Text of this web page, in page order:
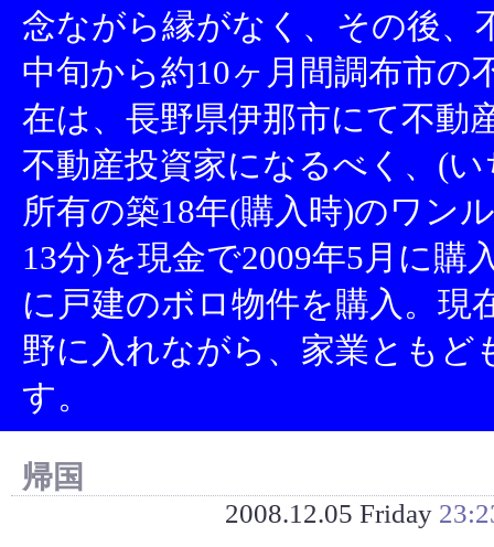
念ながら縁がなく、その後、
中旬から約10ヶ月間調布市の
在は、長野県伊那市にて不動
不動産投資家になるべく、(
所有の築18年(購入時)のワン
13分)を現金で2009年5月に購
に戸建のボロ物件を購入。現
野に入れながら、家業とも
す。
帰国
2008.12.05 Friday